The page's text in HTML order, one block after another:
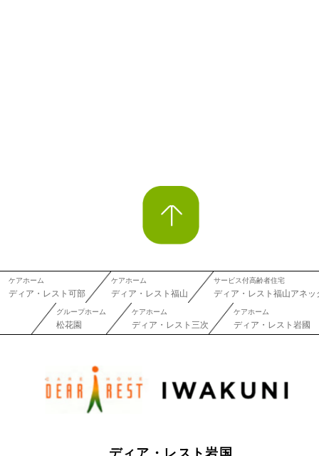
ケアホーム
ディア・レスト可部
ケアホーム
ディア・レスト福山
サービス付高齢者住宅
ディア・レスト福山アネッ
グループホーム
松花園
ケアホーム
ディア・レスト三次
ケアホーム
ディア・レスト岩國
ディア・レスト岩国